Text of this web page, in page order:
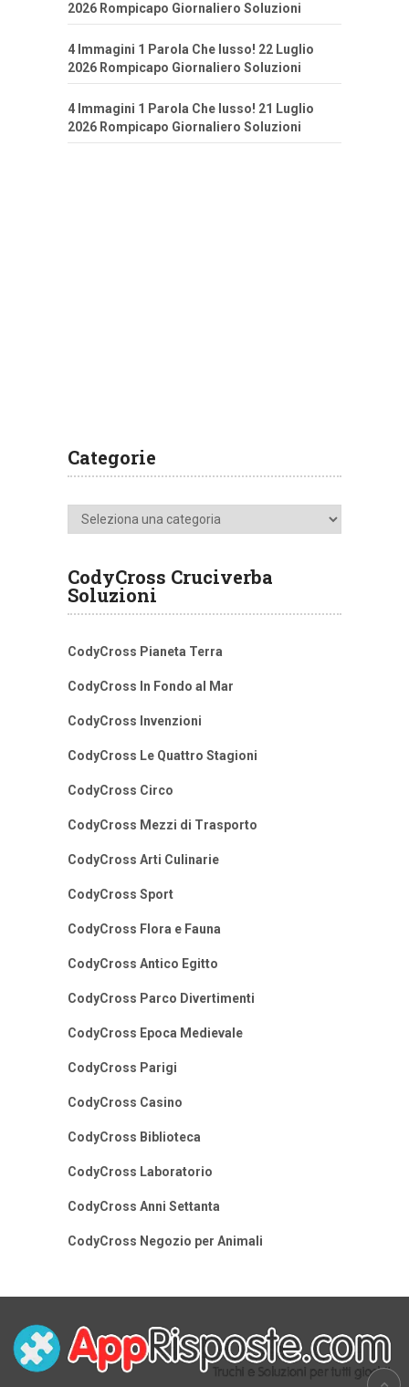
2026 Rompicapo Giornaliero Soluzioni
4 Immagini 1 Parola Che lusso! 22 Luglio
2026 Rompicapo Giornaliero Soluzioni
4 Immagini 1 Parola Che lusso! 21 Luglio
2026 Rompicapo Giornaliero Soluzioni
Categorie
Categorie
CodyCross Cruciverba
Soluzioni
CodyCross Pianeta Terra
CodyCross In Fondo al Mar
CodyCross Invenzioni
CodyCross Le Quattro Stagioni
CodyCross Circo
CodyCross Mezzi di Trasporto
CodyCross Arti Culinarie
CodyCross Sport
CodyCross Flora e Fauna
CodyCross Antico Egitto
CodyCross Parco Divertimenti
CodyCross Epoca Medievale
CodyCross Parigi
CodyCross Casino
CodyCross Biblioteca
CodyCross Laboratorio
CodyCross Anni Settanta
CodyCross Negozio per Animali